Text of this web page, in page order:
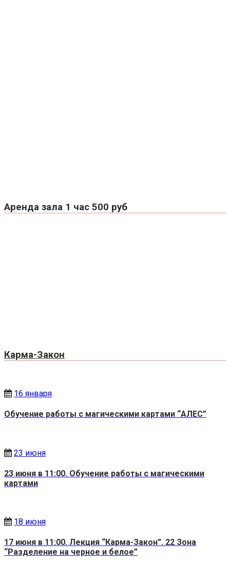
Аренда зала 1 час 500 руб
Карма-Закон
16 января
Обучение работы с магическими картами “АЛЕС”
23 июня
23 июня в 11:00. Обучение работы с магическими
картами
18 июня
17 июня в 11:00. Лекция “Карма-Закон”. 22 Зона
“Разделение на черное и белое”